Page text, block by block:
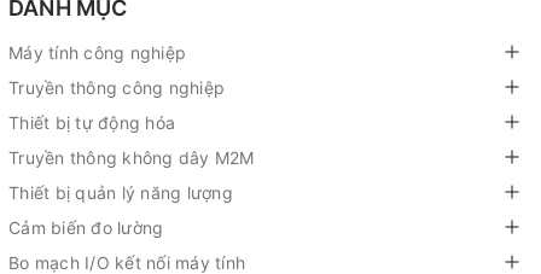
DANH MỤC
Máy tính công nghiệp
Truyền thông công nghiệp
Thiết bị tự động hóa
Truyền thông không dây M2M
Thiết bị quản lý năng lượng
Cảm biến đo lường
Bo mạch I/O kết nối máy tính